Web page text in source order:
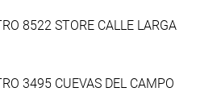
8522 STORE CALLE LARGA
3495 CUEVAS DEL CAMPO